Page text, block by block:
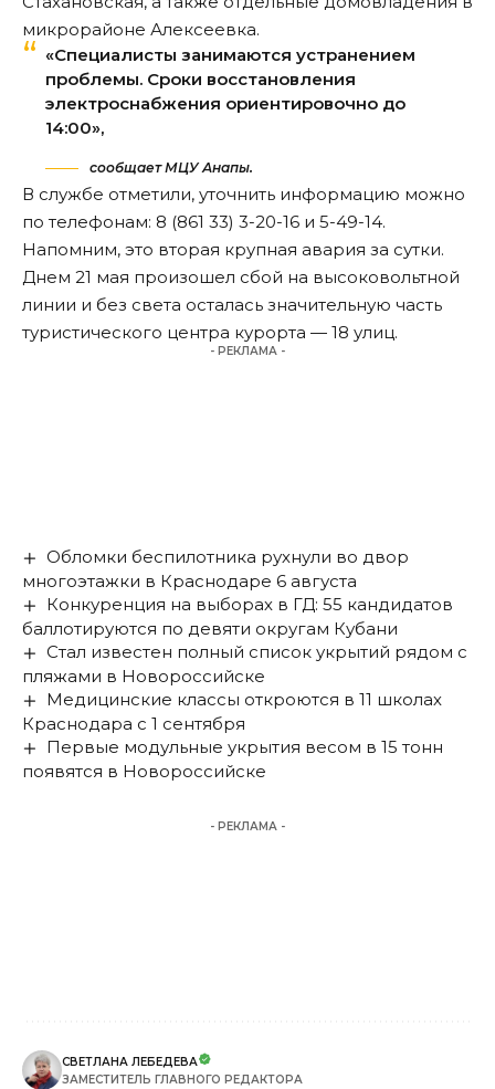
микрорайоне Алексеевка.
«Специалисты занимаются устранением
проблемы. Сроки восстановления
электроснабжения ориентировочно до
14:00»,
сообщает МЦУ Анапы.
В службе отметили, уточнить информацию можно
по телефонам: 8 (861 33) 3-20-16 и 5-49-14.
Напомним, это вторая крупная авария за сутки.
Днем 21 мая произошел сбой на высоковольтной
линии и без света осталась значительную часть
туристического центра курорта — 18 улиц.
- РЕКЛАМА -
Обломки беспилотника рухнули во двор
многоэтажки в Краснодаре 6 августа
Конкуренция на выборах в ГД: 55 кандидатов
баллотируются по девяти округам Кубани
Стал известен полный список укрытий рядом с
пляжами в Новороссийске
Медицинские классы откроются в 11 школах
Краснодара с 1 сентября
Первые модульные укрытия весом в 15 тонн
появятся в Новороссийске
- РЕКЛАМА -
СВЕТЛАНА ЛЕБЕДЕВА
ЗАМЕСТИТЕЛЬ ГЛАВНОГО РЕДАКТОРА